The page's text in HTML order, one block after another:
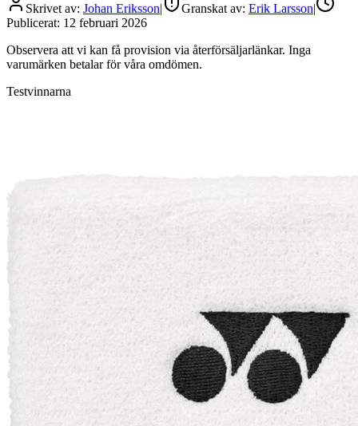
Skrivet av: Johan Eriksson| Granskat av: Erik Larsson|
Publicerat: 12 februari 2026
Observera att vi kan få provision via återförsäljarlänkar. Inga
varumärken betalar för våra omdömen.
Testvinnarna